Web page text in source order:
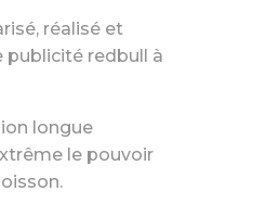
, réalisé et
publicité redbull à
longue
le pouvoir